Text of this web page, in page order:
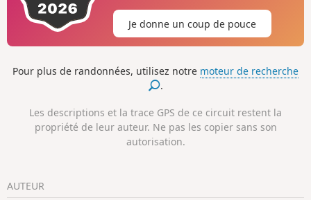
mer à Velas.
Je donne un coup de pouce
Pour plus de randonnées, utilisez notre moteur de recherche
.
Les descriptions et la trace GPS de ce circuit restent la
propriété de leur auteur. Ne pas les copier sans son
autorisation.
AUTEUR